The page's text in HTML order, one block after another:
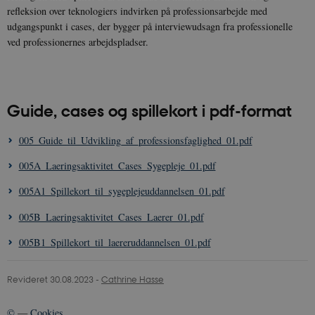
refleksion over teknologiers indvirken på professionsarbejde med
udgangspunkt i cases, der bygger på interviewudsagn fra professionelle
ved professionernes arbejdspladser.
Guide, cases og spillekort i pdf-format
005_Guide_til_Udvikling_af_professionsfaglighed_01.pdf
005A_Laeringsaktivitet_Cases_Sygepleje_01.pdf
005A1_Spillekort_til_sygeplejeuddannelsen_01.pdf
005B_Laeringsaktivitet_Cases_Laerer_01.pdf
005B1_Spillekort_til_laereruddannelsen_01.pdf
Revideret 30.08.2023 - Cathrine Hasse
properly.
.vimeo.com
minutter